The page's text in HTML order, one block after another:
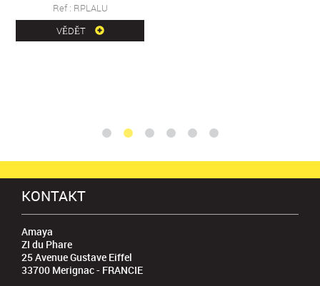
Ref : RPLALU
VĚDĚT
KONTAKT
Amaya
ZI du Phare
25 Avenue Gustave Eiffel
33700 Merignac - FRANCIE